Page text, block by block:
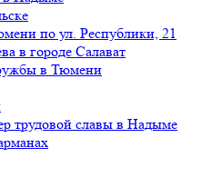
по ул. Республики, 21
в городе Салават
в Тюмени
трудовой славы в Надыме